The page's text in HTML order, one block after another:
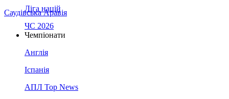
Саудівська Аравія
Ліга націй
ЧС 2026
Чемпіонати
Англія
Іспанія
АПЛ Top News